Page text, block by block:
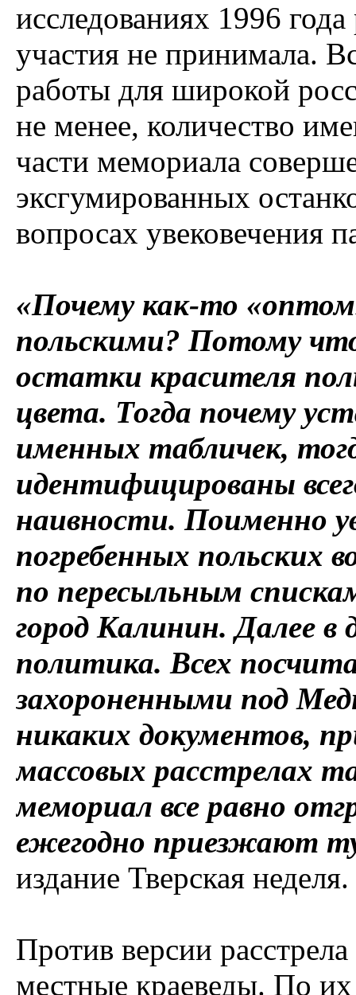
исследованиях 1996
участия не принимала.
работы для широкой
не менее, количество
части мемориала
эксгумированных
вопросах увековечения
«Почему как-то
польскими? Потому
остатки красителя
цвета. Тогда почему
именных табличек,
идентифицированы
наивности. Поименно
погребенных польских
по пересыльным
город Калинин. Далее в
политика. Всех
захороненными под
никаких документов,
массовых расстрелах
мемориал все равно
ежегодно приезжают
издание Тверская неделя.
Против версии
местные краеведы. По